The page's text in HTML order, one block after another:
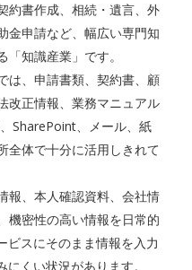
約書作成、相続・遺言、外
金申請など、幅広い専門知
知識産業」です。
は、申請書類、契約書、顧
改正情報、業務マニュアル
SharePoint、メール、紙
全体で十分に活用しきれて
報、本人確認資料、会社情
機密性の高い情報を日常的
ビスにそのまま情報を入力
くい状況があります。